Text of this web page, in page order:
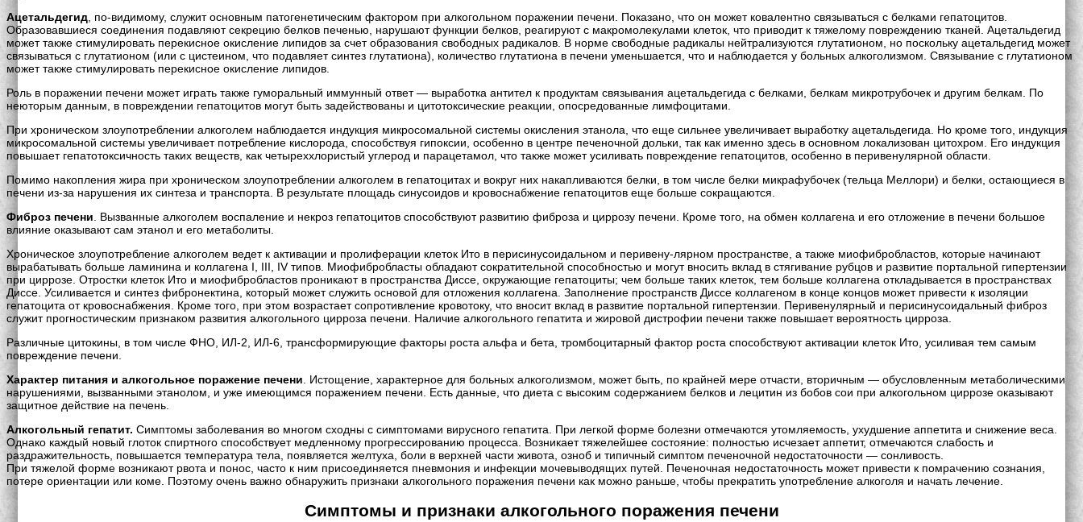
Ацетальдегид , по-видимому, служит основным патогенетическим фактором при алкогольном поражении печени. Показано, что он может ковалентно связываться с белками гепатоцитов.
Образовавшиеся соединения подавляют секрецию белков печенью, нарушают функции белков, реагируют с макромолекулами клеток, что приводит к тяжелому повреждению тканей. Ацетальдегид
может также стимулировать перекисное окисление липидов за счет образования свободных радикалов. В норме свободные радикалы нейтрализуются глутатионом, но поскольку ацетальдегид может
связываться с глутатионом (или с цистеином, что подавляет синтез глутатиона), количество глутатиона в печени уменьшается, что и наблюдается у больных алкоголизмом. Связывание с глутатионом
может также стимулировать перекисное окисление липидов.
Роль в поражении печени может играть также гуморальный иммунный ответ — выработка антител к продуктам связывания ацетальдегида с белками, белкам микротрубочек и другим белкам. По
неюторым данным, в повреждении гепатоцитов могут быть задействованы и цитотоксические реакции, опосредованные лимфоцитами.
При хроническом злоупотреблении алкоголем наблюдается индукция микросомальной системы окисления этанола, что еще сильнее увеличивает выработку ацетальдегида. Но кроме того, индукция
микросомальной системы увеличивает потребление кислорода, способствуя гипоксии, особенно в центре печеночной дольки, так как именно здесь в основном локализован цитохром. Его индукция
повышает гепатотоксичность таких веществ, как четыреххлористый углерод и парацетамол, что также может усиливать повреждение гепатоцитов, особенно в перивенулярной области.
Помимо накопления жира при хроническом злоупотреблении алкоголем в гепатоцитах и вокруг них накапливаются белки, в том числе белки микрафубочек (тельца Меллори) и белки, остающиеся в
печени из-за нарушения их синтеза и транспорта. В результате площадь синусоидов и кровоснабжение гепатоцитов еще больше сокращаются.
Фиброз печени . Вызванные алкоголем воспаление и некроз гепатоцитов способствуют развитию фиброза и циррозу печени. Кроме того, на обмен коллагена и его отложение в печени большое
влияние оказывают сам этанол и его метаболиты.
Хроническое злоупотребление алкоголем ведет к активации и пролиферации клеток Ито в перисинусоидальном и перивену-лярном пространстве, а также миофибробластов, которые начинают
вырабатывать больше ламинина и коллагена I, III, IV типов. Миофибробласты обладают сократительной способностью и могут вносить вклад в стягивание рубцов и развитие портальной гипертензии
при циррозе. Отростки клеток Ито и миофибробластов проникают в пространства Диссе, окружающие гепатоциты; чем больше таких клеток, тем больше коллагена откладывается в пространствах
Диссе. Усиливается и синтез фибронектина, который может служить основой для отложения коллагена. Заполнение пространств Диссе коллагеном в конце концов может привести к изоляции
гепатоцита от кровоснабжения. Кроме того, при этом возрастает сопротивление кровотоку, что вносит вклад в развитие портальной гипертензии. Перивенулярный и перисинусоидальный фиброз
служит прогностическим признаком развития алкогольного цирроза печени. Наличие алкогольного гепатита и жировой дистрофии печени также повышает вероятность цирроза.
Различные цитокины, в том числе ФНО, ИЛ-2, ИЛ-6, трансформирующие факторы роста альфа и бета, тромбоцитарный фактор роста способствуют активации клеток Ито, усиливая тем самым
повреждение печени.
Характер питания и алкогольное поражение печени . Истощение, характерное для больных алкоголизмом, может быть, по крайней мере отчасти, вторичным — обусловленным метаболическими
нарушениями, вызванными этанолом, и уже имеющимся поражением печени. Есть данные, что диета с высоким содержанием белков и лецитин из бобов сои при алкогольном циррозе оказывают
защитное действие на печень.
Алкогольный гепатит. Симптомы заболевания во многом сходны с симптомами вирусного гепатита. При легкой форме болезни отмечаются утомляемость, ухудшение аппетита и снижение веса.
Однако каждый новый глоток спиртного способствует медленному прогрессированию процесса. Возникает тяжелейшее состояние: полностью исчезает аппетит, отмечаются слабость и
раздражительность, повышается температура тела, появляется желтуха, боли в верхней части живота, озноб и типичный симптом печеночной недостаточности — сонливость.
При тяжелой форме возникают рвота и понос, часто к ним присоединяется пневмония и инфекции мочевыводящих путей. Печеночная недостаточность может привести к помрачению сознания,
потере ориентации или коме. Поэтому очень важно обнаружить признаки алкогольного поражения печени как можно раньше, чтобы прекратить употребление алкоголя и начать лечение.
Симптомы и признаки алкогольного поражения печени